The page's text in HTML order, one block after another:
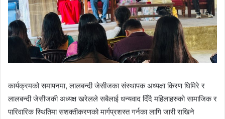
कार्यक्रमको समापनमा, लालबन्दी जेसीजका स‌ंस्थापक अध्यक्षा किरण घिमिरे र
लालबन्दी जेसीजकी अध्यक्ष खरेलले सबैलाई धन्यवाद दिँदै महिलाहरुको सामाजिक र
पारिवारिक स्थितिमा सशक्तीकरणको मार्गप्रशस्त गर्नका लागि जारी राखिने